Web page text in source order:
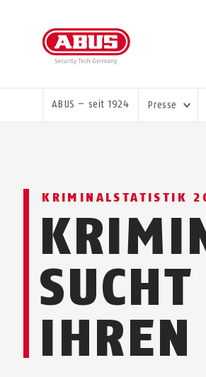
SIE SIND
ABUS – seit 1924 Presse
KRIMINALSTATISTIK